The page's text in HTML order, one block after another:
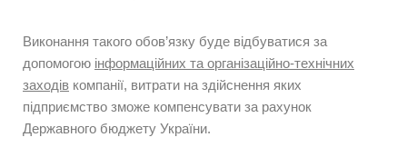
Виконання такого обов’язку буде відбуватися за
допомогою інформаційних та організаційно-технічних
заходів компанії, витрати на здійснення яких
підприємство зможе компенсувати за рахунок
Державного бюджету України.